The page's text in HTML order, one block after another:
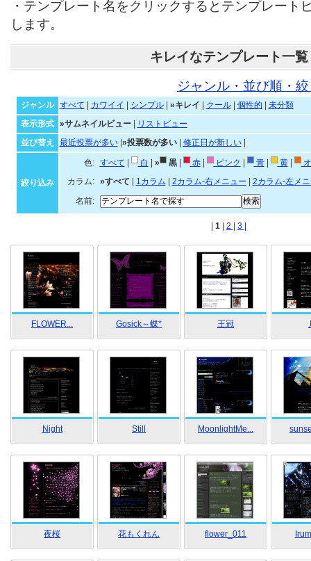
・テンプレート名をクリックするとテンプレート
します。
キレイなテンプレート一覧
ジャンル・並び順・
ジャンル すべて カワイイ シンプル| »キレイ クール| 個性的
未分類
表示形式
»サムネイルビュー|
リストビュー
並び替え
最近投票が多い| »投票数が多い| 修正日が新しい|
絞り込み
色: すべて 白 » 黒| 赤| ピンク 青| 黄|
カラム:
»すべて 1カラム 2カラム-右メニュー
2カラム-左メ
名前:
1 2 3
FLOWER... Gosick～蝶* 王冠
Night Still MoonlightMe...
夜桜 花もくれん flower_011